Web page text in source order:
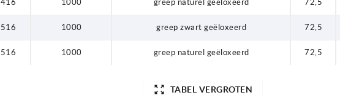
416 1000 greep naturel geëloxeerd 72,5
516 1000 greep zwart geëloxeerd 72,5
516 1000 greep naturel geëloxeerd 72,5
TABEL VERGROTEN